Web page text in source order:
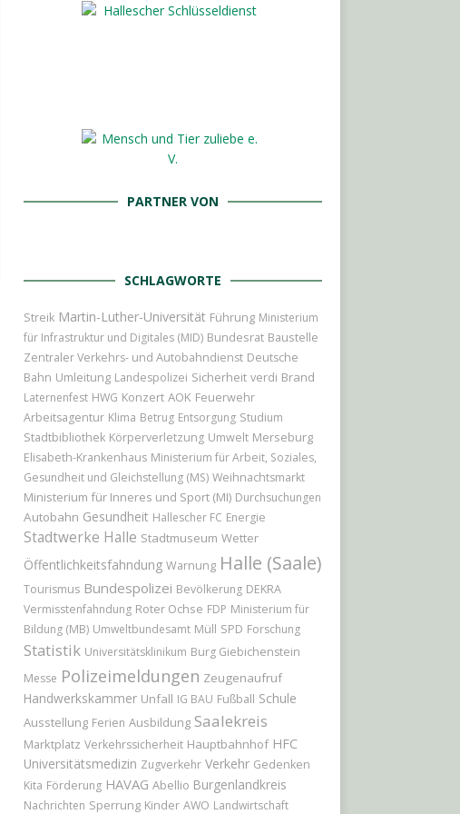
PARTNER VON
SCHLAGWORTE
Streik Martin-Luther-Universität Führung Ministerium
für Infrastruktur und Digitales (MID) Bundesrat Baustelle
Zentraler Verkehrs- und Autobahndienst Deutsche
Bahn Umleitung Landespolizei Sicherheit verdi Brand
Laternenfest HWG Konzert AOK Feuerwehr
Arbeitsagentur Klima Betrug Entsorgung Studium
Stadtbibliothek Körperverletzung Umwelt Merseburg
Elisabeth-Krankenhaus Ministerium für Arbeit, Soziales,
Gesundheit und Gleichstellung (MS) Weihnachtsmarkt
Ministerium für Inneres und Sport (MI) Durchsuchungen
Autobahn Gesundheit Hallescher FC Energie
Stadtwerke Halle Stadtmuseum Wetter
Öffentlichkeitsfahndung Warnung Halle (Saale)
Tourismus Bundespolizei Bevölkerung DEKRA
Vermisstenfahndung Roter Ochse FDP Ministerium für
Bildung (MB) Umweltbundesamt Müll SPD Forschung
Statistik Universitätsklinikum Burg Giebichenstein
Messe Polizeimeldungen Zeugenaufruf
Handwerkskammer Unfall IG BAU Fußball Schule
Ausstellung Ferien Ausbildung Saalekreis
Marktplatz Verkehrssicherheit Hauptbahnhof HFC
Universitätsmedizin Zugverkehr Verkehr Gedenken
Kita Förderung HAVAG Abellio Burgenlandkreis
Nachrichten Sperrung Kinder AWO Landwirtschaft